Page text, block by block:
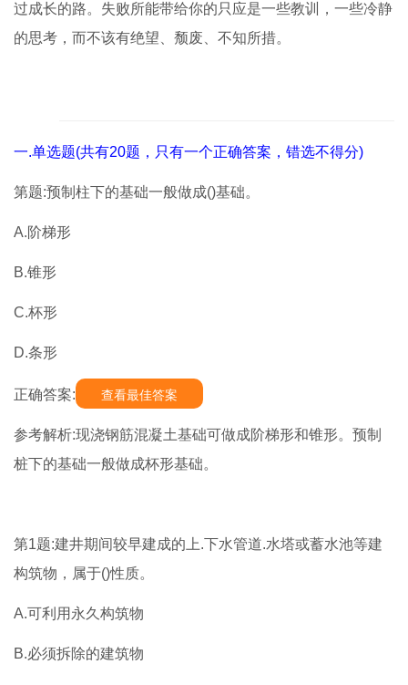
过成长的路。失败所能带给你的只应是一些教训，一些冷静
的思考，而不该有绝望、颓废、不知所措。
一.单选题(共有20题，只有一个正确答案，错选不得分)
第题:预制柱下的基础一般做成()基础。
A.阶梯形
B.锥形
C.杯形
D.条形
正确答案: 查看最佳答案
参考解析:现浇钢筋混凝土基础可做成阶梯形和锥形。预制
桩下的基础一般做成杯形基础。
第1题:建井期间较早建成的上.下水管道.水塔或蓄水池等建
构筑物，属于()性质。
A.可利用永久构筑物
B.必须拆除的建筑物